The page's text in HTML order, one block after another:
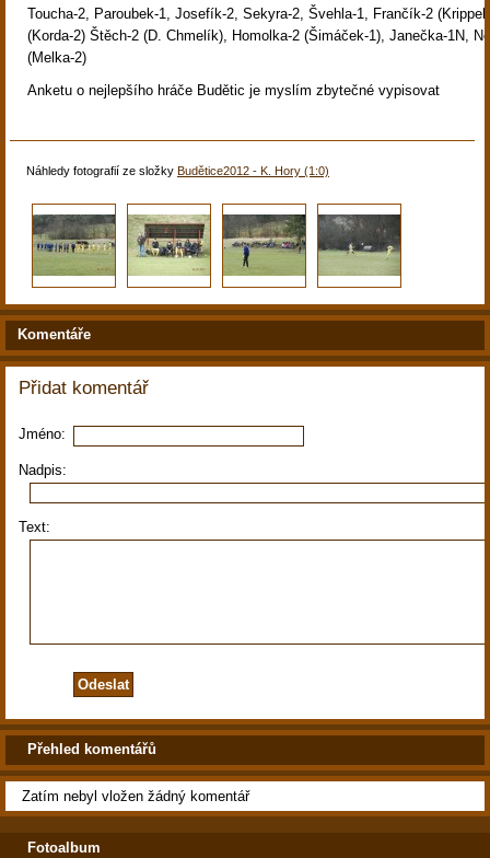
Toucha-2, Paroubek-1, Josefík-2, Sekyra-2, Švehla-1, Frančík-2
(Korda-2) Štěch-2 (D. Chmelík), Homolka-2 (Šimáček-1), Janečka-1N,
(Melka-2)
Anketu o nejlepšího hráče Budětic je myslím zbytečné vypisovat
Náhledy fotografií ze složky Budětice2012 - K. Hory (1:0)
Komentáře
Přidat komentář
Jméno:
Nadpis:
Text:
Přehled komentářů
Zatím nebyl vložen žádný komentář
Fotoalbum